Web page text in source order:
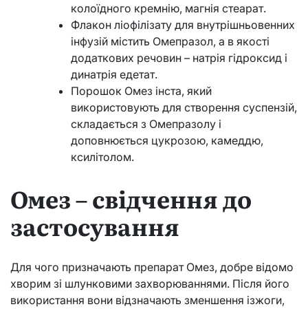
колоїдного кремнію, магнія стеарат.
Флакон ліофілізату для внутрішньовенних
інфузій містить Омепразол, а в якості
додаткових речовин – натрія гідроксид і
динатрія едетат.
Порошок Омез інста, який
використовують для створення суспензій,
складається з Омепразолу і
доповнюється цукрозою, камеддю,
ксилітолом.
Омез – свідчення до
застосування
Для чого призначають препарат Омез, добре відомо
хворим зі шлунковими захворюваннями. Після його
використання вони відзначають зменшення ізжоги,